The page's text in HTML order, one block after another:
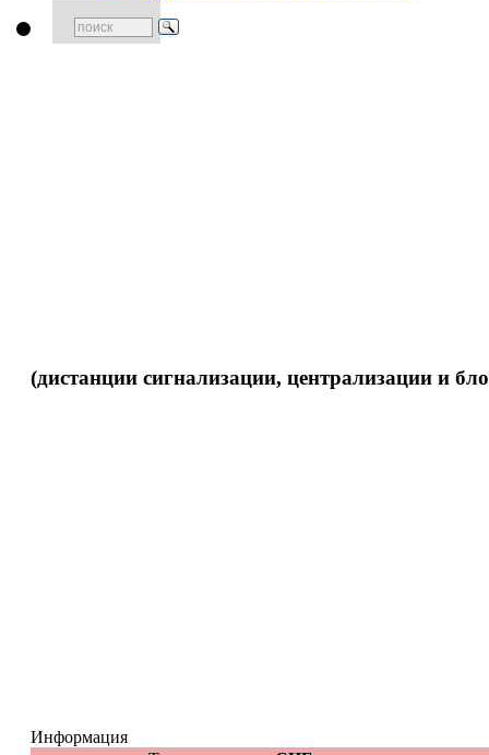
(дистанции сигнализации, централизации и
Информация